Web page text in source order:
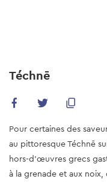
content
Téchnē
Pour certaines des
au pittoresque Téchnē
hors-d'œuvres grecs
à la grenade et aux